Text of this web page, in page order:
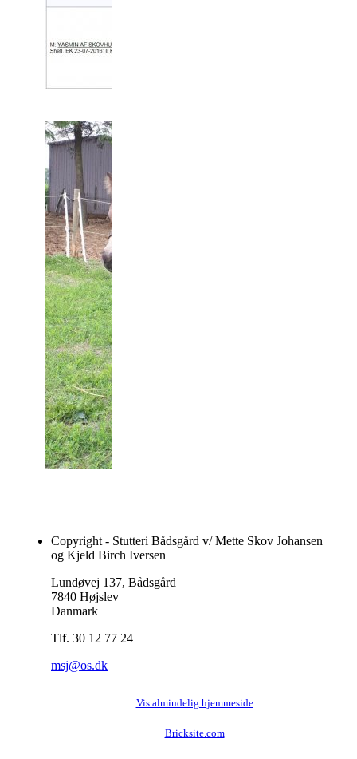
Copyright - Stutteri Bådsgård v/ Mette Skov Johansen
og Kjeld Birch Iversen
Lundøvej 137, Bådsgård
7840 Højslev
Danmark
Tlf. 30 12 77 24
msj@os.dk
Vis almindelig hjemmeside
Bricksite.com